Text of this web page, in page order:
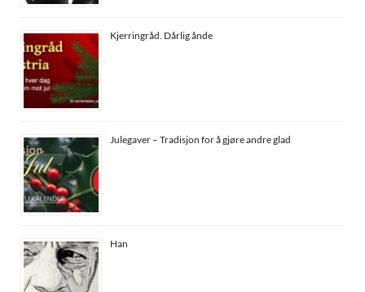
Kjerringråd. Dårlig ånde
Julegaver – Tradisjon for å gjøre andre glad
Han